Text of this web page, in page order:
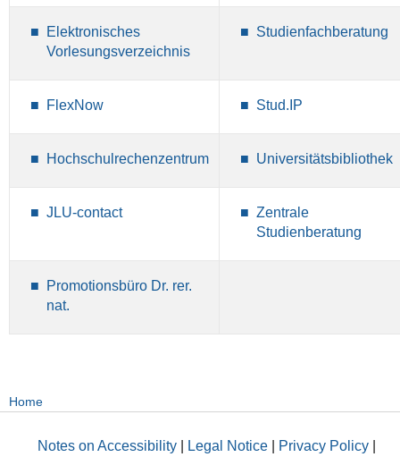
Elektronisches
Vorlesungsverzeichnis
Studienfachberatung
FlexNow Stud.IP
Hochschulrechenzentrum Universitätsbibliothek
JLU-contact
Zentrale
Studienberatung
Promotionsbüro Dr. rer.
nat.
Home
Notes on Accessibility Legal Notice Privacy Policy